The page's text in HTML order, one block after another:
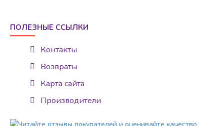
ПОЛЕЗНЫЕ ССЫЛКИ
Контакты
Возвраты
Карта сайта
Производители